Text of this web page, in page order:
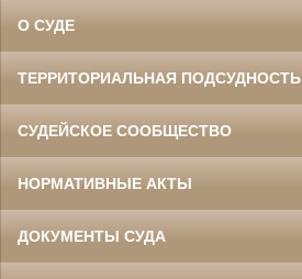
О СУДЕ
ТЕРРИТОРИАЛЬНАЯ ПОДСУДНОСТЬ
СУДЕЙСКОЕ СООБЩЕСТВО
НОРМАТИВНЫЕ АКТЫ
ДОКУМЕНТЫ СУДА